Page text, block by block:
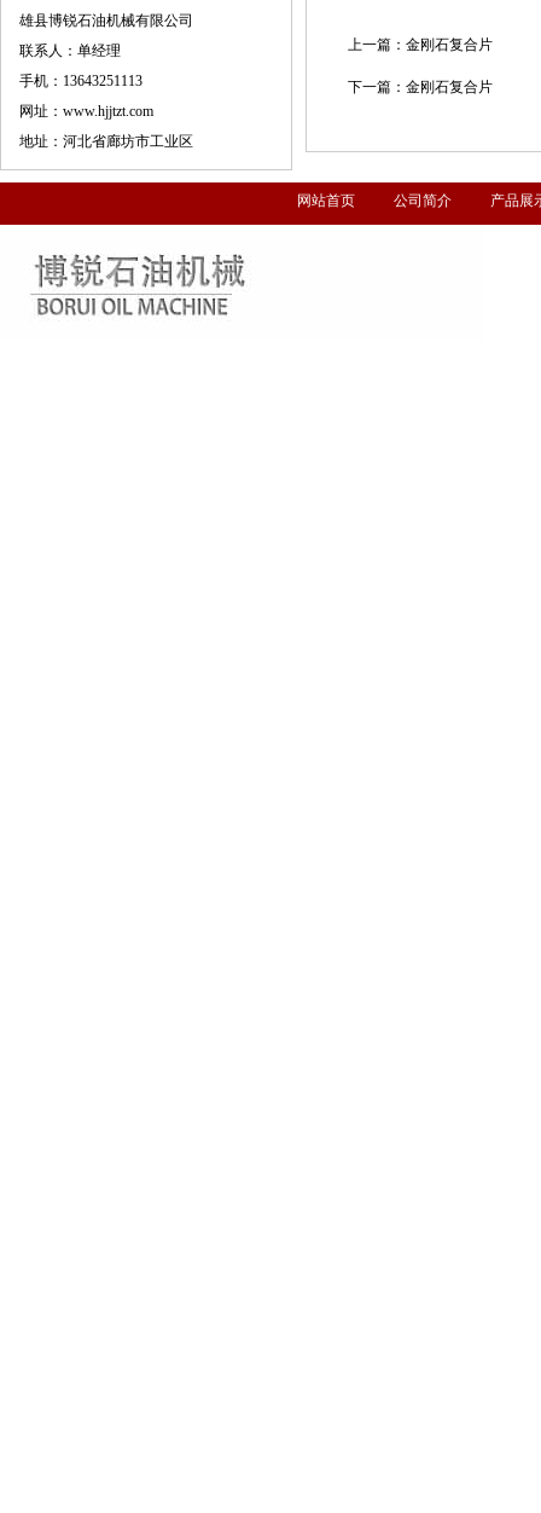
上一篇： 金刚石复合片
下一篇： 金刚石复合片
雄县博锐石油机械有限公司
联系人：单经理
手机：13643251113
网址：www.hjjtzt.com
地址：河北省廊坊市工业区
网站首页 公司简介 产品展